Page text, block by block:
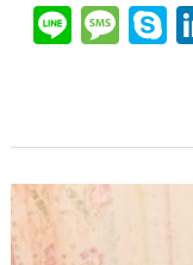
LinkedIn
Skype